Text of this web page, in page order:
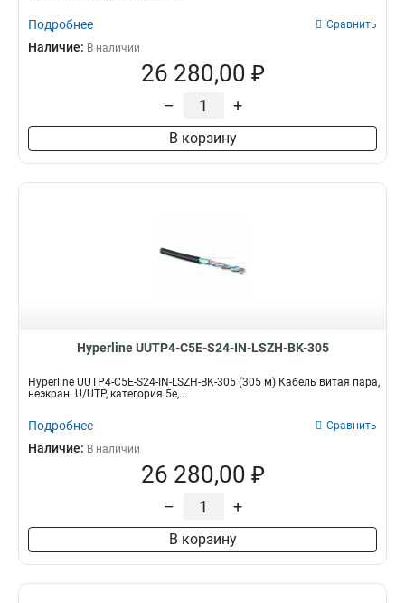
Подробнее Сравнить
Наличие: В наличии
26 280,00 ₽
– +
В корзину
Hyperline UUTP4-C5E-S24-IN-LSZH-BK-305
Hyperline UUTP4-C5E-S24-IN-LSZH-BK-305 (305 м) Кабель витая пара,
неэкран. U/UTP, категория 5e,...
Подробнее Сравнить
Наличие: В наличии
26 280,00 ₽
– +
В корзину